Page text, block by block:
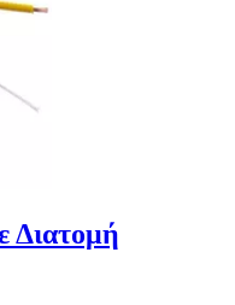
Διατομή